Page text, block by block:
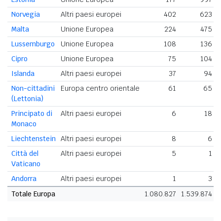
Norvegia
Altri paesi europei 402
623
Malta
Unione Europea 224
475
Lussemburgo
Unione Europea 108
136
Cipro
Unione Europea 75
104
Islanda
Altri paesi europei 37
94
Non-cittadini
(Lettonia)
Europa centro orientale 61 65
Principato di
Monaco
Altri paesi europei 6 18
Liechtenstein Altri paesi europei 8
6
Città del
Vaticano
Altri paesi europei 5 1
Andorra Altri paesi europei 1
3
Totale Europa
1.080.827 1.539.874